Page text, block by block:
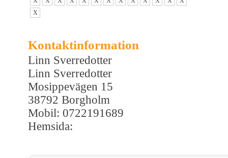
X
Kontaktinformation
Linn Sverredotter
Linn Sverredotter
Mosippevägen 15
38792 Borgholm
Mobil: 0722191689
Hemsida: